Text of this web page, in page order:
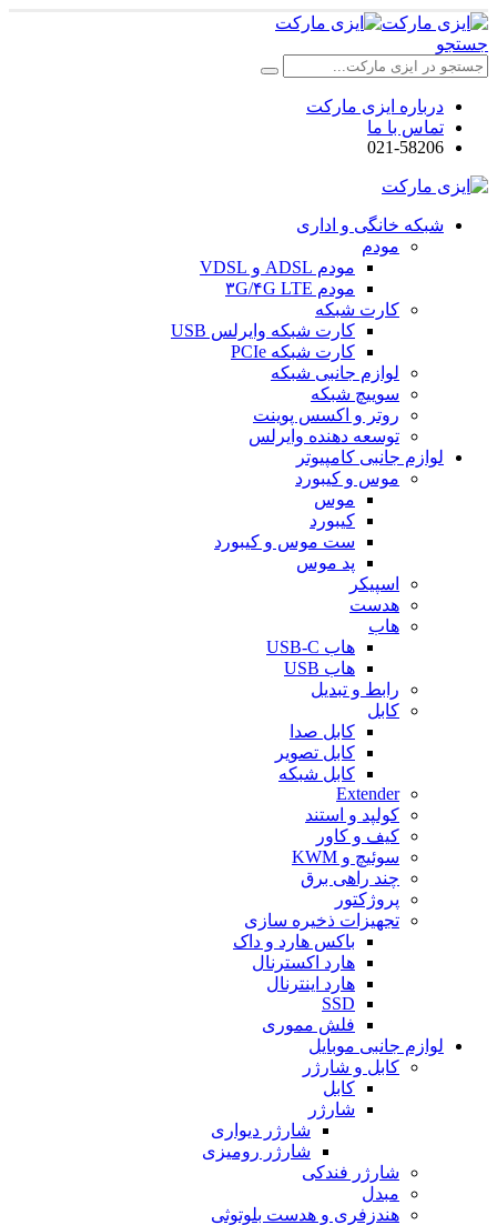
جستجو
درباره ایزی مارکت
تماس با ما
021-58206
شبکه خانگی و اداری
مودم
مودم ADSL و VDSL
مودم ۳G/۴G LTE
کارت شبکه
کارت شبکه وایرلس USB
کارت شبکه PCIe
لوازم جانبی شبکه
سوییچ شبکه
روتر و اکسس پوینت
توسعه دهنده وایرلس
لوازم جانبی کامپیوتر
موس و کیبورد
موس
کیبورد
ست موس و کیبورد
پد موس
اسپیکر
هدست
هاب
هاب USB-C
هاب USB
رابط و تبدیل
کابل
کابل صدا
کابل تصویر
کابل شبکه
Extender
کولپد و استند
کیف و کاور
سوئیچ و KWM
چند راهی برق
پروژکتور
تجهیزات ذخیره سازی
باکس هارد و داک
هارد اکسترنال
هارد اینترنال
SSD
فلش مموری
لوازم جانبی موبایل
کابل و شارژر
کابل
شارژر
شارژر دیواری
شارژر رومیزی
شارژر فندکی
مبدل
هندزفری و هدست بلوتوثی